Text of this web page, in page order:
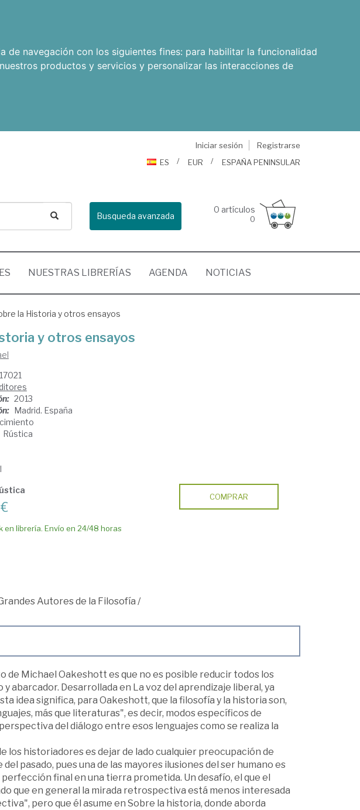
de navegación con los siguientes fines: para habilitar la funcionalidad
productos y servicios y personalizar las interacciones de
Iniciar sesión
Registrarse
ES
EUR ESPAÑA PENINSULAR
Busqueda avanzada
0 artículos
0
NUESTRAS LIBRERÍAS AGENDA NOTICIAS
la Historia y otros ensayos
y otros ensayos
2013
Madrid. España
Rústica
en librería. Envío en 24/48 horas
COMPRAR
Autores de la Filosofía /
de Michael Oakeshott es que no es posible reducir todos los
abarcador. Desarrollada en La voz del aprendizaje liberal, ya
idea significa, para Oakeshott, que la filosofía y la historia son,
más que literaturas", es decir, modos específicos de
del diálogo entre esos lenguajes como se realiza la
los historiadores es dejar de lado cualquier preocupación de
pasado, pues una de las mayores ilusiones del ser humano es
final en una tierra prometida. Un desafío, el que el
que en general la mirada retrospectiva está menos interesada
pero que él asume en Sobre la historia, donde aborda